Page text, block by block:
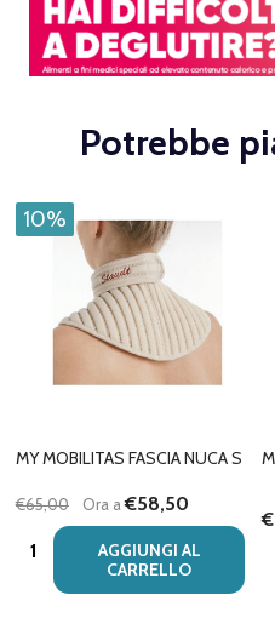
Potrebbe
10%
MY MOBILITAS FASCIA NUCA S
€65,00 Ora a€58,50
Quantità:
AGGIUNGI AL
CARRELLO